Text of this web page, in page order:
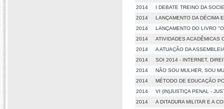
2014
I DEBATE TREINO DA
2014
LANÇAMENTO DA DÉCIMA
2014
LANÇAMENTO DO LIVRO
2014
ATIVIDADES ACADÊMICAS
2014
A ATUAÇÃO DA
2014
SOI 2014 - INTERNET,
2014
NÃO SOU MULHER, SOU
2014
MÉTODO DE EDUCAÇÃO
2014
VI (IN)JUSTIÇA PENAL -
2014
A DITADURA MILITAR E A